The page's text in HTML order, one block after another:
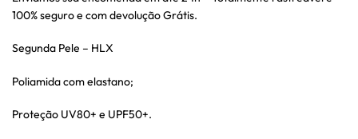
100% seguro e com devolução Grátis.
Segunda Pele – HLX
Poliamida com elastano;
Proteção UV80+ e UPF50+.